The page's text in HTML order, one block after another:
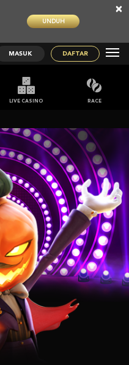
UNDUH
×
MASUK DAFTAR
LIVE CASINO RACE